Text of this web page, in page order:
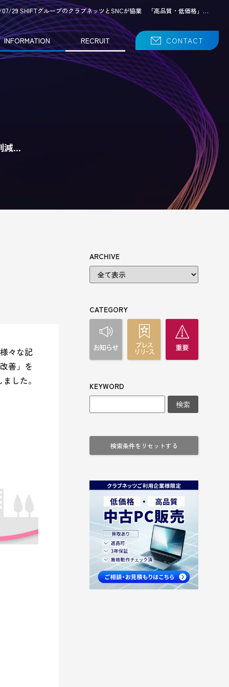
29 SHIFTグループのクラブネッツとSNCが協業 「高品質・低価格」…
INFORMATION RECRUIT CONTACT
減…
々な記
善」を
した。
ARCHIVE
CATEGORY
KEYWORD